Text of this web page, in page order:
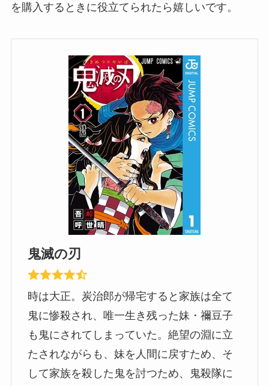
を購入するときに役立てられたら嬉しいです。
鬼滅の刃
時は大正。炭治郎が帰宅すると家族は全て
鬼に惨殺され、唯一生き残った妹・禰豆子
も鬼にされてしまっていた。絶望の淵に立
たされながらも、妹を人間に戻すため、そ
して家族を殺した鬼を討つため、鬼殺隊に